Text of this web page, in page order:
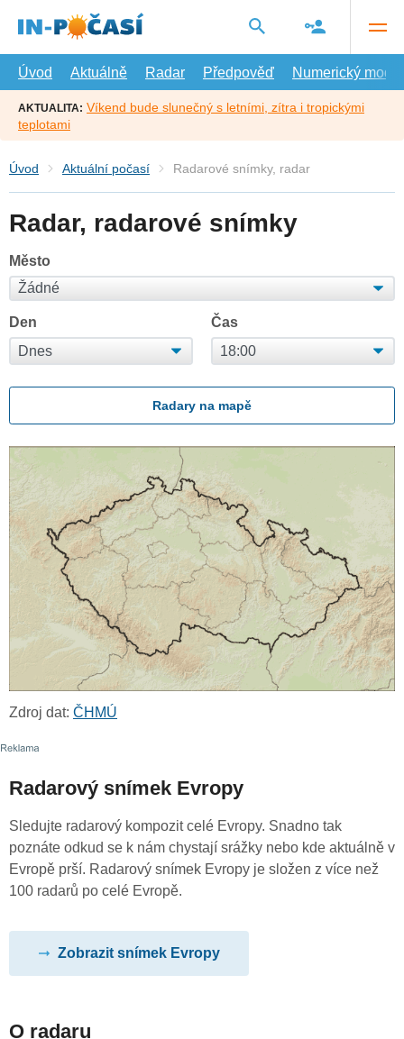
hlavní
Úvod
Aktuálně Radar Předpověď Numerický model
AKTUALITA: Víkend bude slunečný s letními, zítra i tropickými
teplotami
Úvod Aktuální počasí Radarové snímky, radar
Radar, radarové snímky
Město
Den Čas
Radary na mapě
Zdroj dat: ČHMÚ
Radarový snímek Evropy
Sledujte radarový kompozit celé Evropy. Snadno tak
poznáte odkud se k nám chystají srážky nebo kde aktuálně v
Evropě prší. Radarový snímek Evropy je složen z více než
100 radarů po celé Evropě.
Zobrazit snímek Evropy
O radaru